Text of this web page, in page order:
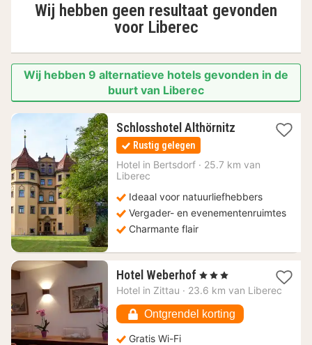
Wij hebben geen resultaat gevonden
voor Liberec
Wij hebben 9 alternatieve hotels gevonden in de
buurt van Liberec
Schlosshotel Althörnitz1
99
Rustig gelegen
Hotel in Bertsdorf · 25.7 km van
Liberec
Ideaal voor natuurliefhebbers
Vergader- en evenementenruimtes
Charmante flair
Hotel Weberhof 1
nacht
93,92
€
, 3 Sterren
Hotel in Zittau · 23.6 km van Liberec
Ontgrendel korting
Gratis Wi-Fi